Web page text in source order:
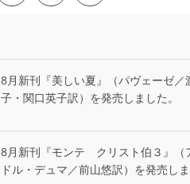
8月新刊『美しい夏』（パヴェーゼ／
子・関口英子訳）を発売しました。
8月新刊『モンテ゠クリスト伯３』（
ドル・デュマ／前山悠訳）を発売し